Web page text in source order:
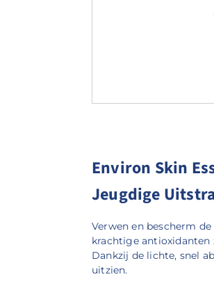
Environ Skin
Jeugdige
Verwen en bescherm
krachtige antioxidanten
Dankzij de lichte, snel
uitzien.